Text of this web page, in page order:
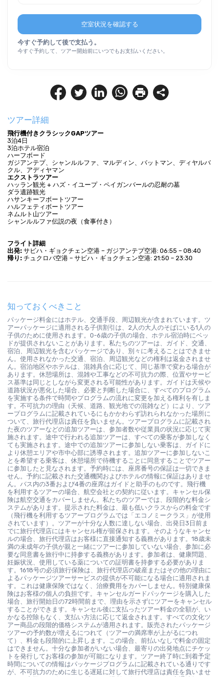
ツアー詳細
飛行機付きクラシックGAPツアー
3泊4日
3泊ホテル宿泊
ハーフボード
ガジアンテプ、シャンルルファ、マルディン、バットマン、ディヤルバ
クル、アディヤマン
エクストラツアー
ハッラン観光 + ハズ・イユープ・ペイガンバールの忍耐の墓
ダラ遺跡観光
ハサンキーフボートツアー
ハルフェティボートツアー
ネムルト山ツアー
シャンルルファ伝説の夜（食事付き）
フライト詳細
出発: サビハ・ギョクチェン空港 – ガジアンテプ空港: 06:55 – 08:40
帰り: チュクロバ空港 – サビハ・ギョクチェン空港: 21:50 – 23:30
知っておくべきこと
パッケージ料金にはホテル、交通手段、周辺観光が含まれています。ツ
アーパッケージに適用される子供割引は、2人の大人のそばにいる1人の
子供のために使用されます。0-6歳の子供の場合、ホテル宿泊時にベッ
ドが提供されないことがあります。私たちのツアーは、ガイド、交通、
宿泊、周辺観光を含むパッケージであり、別々に考えることはできませ
ん。使用されなかった交通、宿泊、周辺観光などの権利は返金されませ
ん。宿泊地区やホテルは、混雑具合に応じて、同じ基準で変わる場合が
あります。休憩場所は、混雑や工事などの不可抗力の際、位置やサービ
ス基準は同じとしながら変更される可能性があります。ガイドは天候や
道路状況が悪化した場合、必要と判断した場合に、すべてのプログラム
を実施する条件で時間やプログラムの流れに変更を加える権利を有しま
す。不可抗力の理由（天候、道路、観光地での混雑など）により、ツア
ープログラムに記載されているにもかかわらず訪れられなかった場所に
ついて、旅行代理店は責任を負いません。ツアープログラムに記載され
た夜のツアーなどの追加ツアーは、参加者数や従業員の状況に応じて実
施されます。途中で行われる追加ツアーは、すべての乗客が参加しなく
ても実施されます。途中での追加ツアーに参加しない乗客は、ガイドに
より休憩エリアや市中心部に誘導されます。追加ツアーに参加しないこ
とを希望する乗客は、休憩場所で待機することに同意することでツアー
に参加したと見なされます。予約時には、座席番号の保証は一切できま
せん。予約に記載された交通機関およびホテルの情報に保証はありませ
ん。バス内の3番および4番の座席はガイドと助手のものです。飛行機
を利用するツアーの場合、航空会社との契約に従います。キャンセル保
険は航空交通をカバーしません。私たちのツアーでは、段階的な料金シ
ステムがあります。提示された料金は、最も低いクラスからの料金です
（飛行機を利用するツアープログラムでは「エコノミークラス」が使用
されています）。ツアーが十分な人数に達しない場合、出発日3日前ま
でに旅行代理店にはキャンセル権が留保されます。そのようなキャンセ
ルの場合、旅行代理店はお客様に直接通知する義務があります。18歳未
満の未成年の子供が親と一緒にツアーに参加していない場合、参加に必
要な同意書を旅行中に持参する義務があります。参加者は、健康問題、
妊娠状況、使用している薬についての証明書を持参する必要がありま
す。1618号の必須旅行保険は、旅行代理店の破産またはその他の理由に
よるパッケージツアーサービスの提供が不可能になる場合に適用されま
す。これは健康保険ではなく、治療費用をカバーしません。特別健康保
険はお客様の個人の負担です。キャンセルガードパッケージを購入した
場合、旅行開始日の72時間前まで、理由を示さずにツアーをキャンセル
することができます。キャンセル後に支払ったツアー料金の全額が、い
かなる控除もなく、支払い方法に応じて返金されます。すべての文化ツ
アー商品の段階的価格システムが適用されます。販売されたパッケージ
ツアーの予約数が増えるにつれて（ツアーの満席率が上がるにつれ
て）、料金も段階的に上昇します。この場合、前払いなしで料金の固定
はできません。十分な参加者がいない場合、最寄りの出発地点にチケッ
トを発行してお客様の参加が可能になります。ツアー終了時に到着予定
時間についての情報はパッケージプログラムに記載されている通りです
が、不可抗力のために生じる遅延に対して旅行代理店は責任を負いませ
空室状況を確認する
今すぐ予約して後で支払う。
今すぐ予約して、ツアー開始前にいつでもお支払いください。